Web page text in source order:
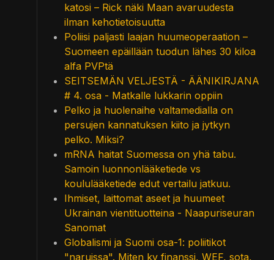
katosi – Rick näki Maan avaruudesta
ilman kehotietoisuutta
Poliisi paljasti laajan huumeoperaation –
Suomeen epäillään tuodun lähes 30 kiloa
alfa PVPtä
SEITSEMÄN VELJESTÄ - ÄÄNIKIRJANA
# 4. osa - Matkalle lukkarin oppiin
Pelko ja huolenaihe valtamedialla on
persujen kannatuksen kiito ja jytkyn
pelko. Miksi?
mRNA haitat Suomessa on yhä tabu.
Samoin luonnonlääketiede vs
koululääketiede edut vertailu jatkuu.
Ihmiset, laittomat aseet ja huumeet
Ukrainan vientituotteina - Naapuriseuran
Sanomat
Globalismi ja Suomi osa-1: poliitikot
"naruissa". Miten kv finanssi, WEF, sota,